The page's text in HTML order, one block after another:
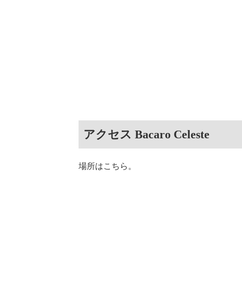
アクセス Bacaro Celeste
場所はこちら。